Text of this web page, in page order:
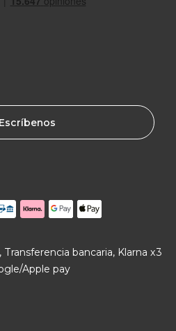
Escríbenos
bancaria, Klarna x3
Apple pay